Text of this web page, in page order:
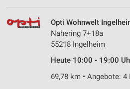
Opti Wohnwelt
Nahering 7+18a
55218 Ingelheim
Heute 10:00 - 19:00
69,78 km • Angebote: